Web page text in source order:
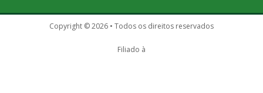
Copyright © 2026 • Todos os direitos reservados
Filiado à